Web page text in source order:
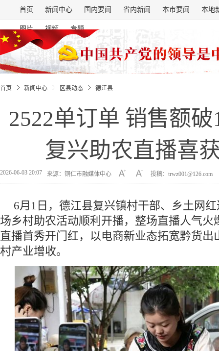
首页 新闻中心 国内要闻 省内新闻 本市要闻 本地
图片 视频 专题
首页 新闻中心 区县动态 德江县
2522单订单 销售额
复兴助农直播喜
2026-06-03 20:07 来源：铜仁市融媒体中心 投稿：trwz001@126.com
6月1日，德江县复兴镇村干部、乡土网
场乡村助农活动顺利开播，整场直播人气火
直播首秀开门红，以电商新业态拓宽黔货出
村产业增收。